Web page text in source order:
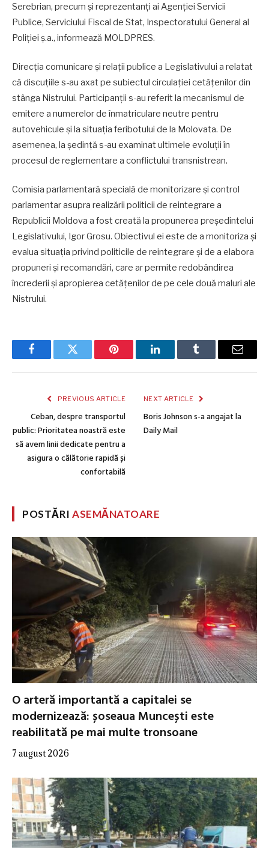
Serebrian, precum și reprezentanți ai Agenției Servicii
Publice, Serviciului Fiscal de Stat, Inspectoratului General al
Poliției ș.a., informează MOLDPRES.
Direcția comunicare și relații publice a Legislativului a relatat
că discuțiile s-au axat pe subiectul circulației cetățenilor din
stânga Nistrului. Participanții s-au referit la mecanismul de
emitere a numerelor de înmatriculare neutre pentru
autovehicule și la situația feribotului de la Molovata. De
asemenea, la ședință s-au examinat ultimele evoluții în
procesul de reglementare a conflictului transnistrean.
Comisia parlamentară specială de monitorizare și control
parlamentar asupra realizării politicii de reintegrare a
Republicii Moldova a fost creată la propunerea președintelui
Legislativului, Igor Grosu. Obiectivul ei este de a monitoriza și
evalua situația privind politicile de reintegrare și de a elabora
propuneri și recomandări, care ar permite redobândirea
încrederii și apropierea cetățenilor de pe cele două maluri ale
Nistrului.
FacebookTwitter Pinterest LinkedInTumblr Email
PREVIOUS ARTICLE
Ceban, despre transportul
public: Prioritatea noastră este
să avem linii dedicate pentru a
asigura o călătorie rapidă și
confortabilă
NEXT ARTICLE
Boris Johnson s-a angajat la
Daily Mail
POSTĂRIASEMĂNATOARE
O arteră importantă a capitalei se
modernizează: șoseaua Muncești este
reabilitată pe mai multe tronsoane
7 august 2026